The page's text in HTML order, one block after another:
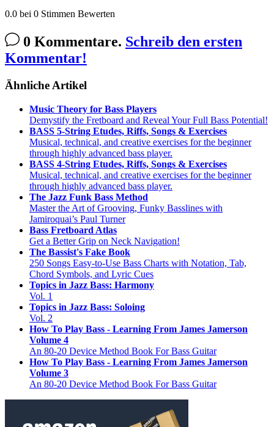
0.0 bei 0 Stimmen Bewerten
0 Kommentare. Schreib den ersten
Kommentar!
Ähnliche Artikel
Music Theory for Bass Players
Demystify the Fretboard and Reveal Your Full Bass Potential!
BASS 5-String Etudes, Riffs, Songs & Exercises
Musical, technical, and creative exercises for the beginner
through highly advanced bass player.
BASS 4-String Etudes, Riffs, Songs & Exercises
Musical, technical, and creative exercises for the beginner
through highly advanced bass player.
The Jazz Funk Bass Method
Master the Art of Grooving, Funky Basslines with
Jamiroquai’s Paul Turner
Bass Fretboard Atlas
Get a Better Grip on Neck Navigation!
The Bassist's Fake Book
250 Songs Easy-to-Use Bass Charts with Notation, Tab,
Chord Symbols, and Lyric Cues
Topics in Jazz Bass: Harmony
Vol. 1
Topics in Jazz Bass: Soloing
Vol. 2
How To Play Bass - Learning From James Jamerson
Volume 4
An 80-20 Device Method Book For Bass Guitar
How To Play Bass - Learning From James Jamerson
Volume 3
An 80-20 Device Method Book For Bass Guitar